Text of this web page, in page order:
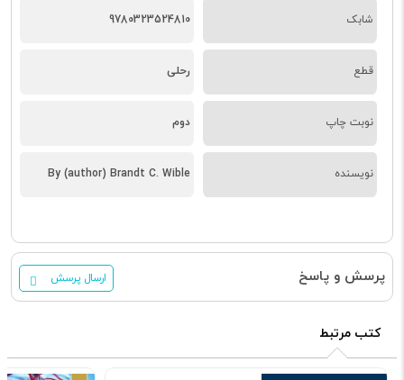
شابک 9780323524810
قطع رحلی
نوبت چاپ دوم
نویسنده By (author) Brandt C. Wible
پرسش و پاسخ ارسال پرسش
کتب مرتبط